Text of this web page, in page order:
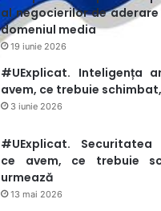
al negocierilor de aderare
domeniul media
19 iunie 2026
#UExplicat. Inteligența
avem, ce trebuie
3 iunie 2026
#UExplicat. Securitatea
ce avem, ce trebuie
urmează
13 mai 2026